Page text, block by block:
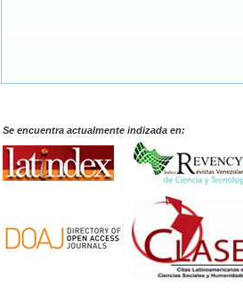
Se encuentra actualmente indizada en: